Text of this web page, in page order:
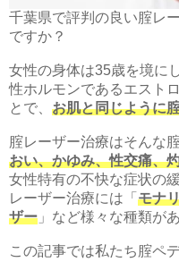
千葉県で評判の良い腟レ
ですか？
女性の身体は35歳を境に
性ホルモンであるエスト
とで、 お肌と同じように
腟レーザー治療はそんな
おい、かゆみ、性交痛、
女性特有の不快な症状の
レーザー治療には「 モナ
ザー 」など様々な種類が
この記事では私たち腟ペ